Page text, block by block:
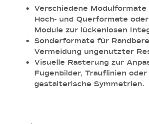
Verschiedene Modulformate
Hoch- und Querformate
Module zur lückenlosen
Sonderformate für
Vermeidung ungenutzter
Visuelle Rasterung zur
Fugenbilder, Trauflinien oder
gestalterische Symmetrien.